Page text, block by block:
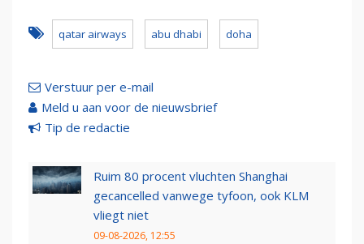
qatar airways abu dhabi doha
Verstuur per e-mail
Meld u aan voor de nieuwsbrief
Tip de redactie
Ruim 80 procent vluchten Shanghai
gecancelled vanwege tyfoon, ook KLM
vliegt niet
09-08-2026, 12:55